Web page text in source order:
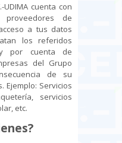
UDIMA cuenta con
de
a tus datos
los referidos
por cuenta de
del Grupo
de su
Ejemplo: Servicios
servicios
etc.